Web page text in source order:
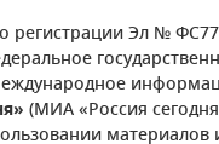
регистрации Эл №
(МИА «Россия
материалов